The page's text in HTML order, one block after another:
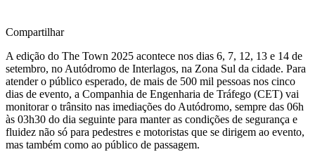
Compartilhar
A edição do The Town 2025 acontece nos dias 6, 7, 12, 13 e 14 de
setembro, no Autódromo de Interlagos, na Zona Sul da cidade. Para
atender o público esperado, de mais de 500 mil pessoas nos cinco
dias de evento, a Companhia de Engenharia de Tráfego (CET) vai
monitorar o trânsito nas imediações do Autódromo, sempre das 06h
às 03h30 do dia seguinte para manter as condições de segurança e
fluidez não só para pedestres e motoristas que se dirigem ao evento,
mas também como ao público de passagem.